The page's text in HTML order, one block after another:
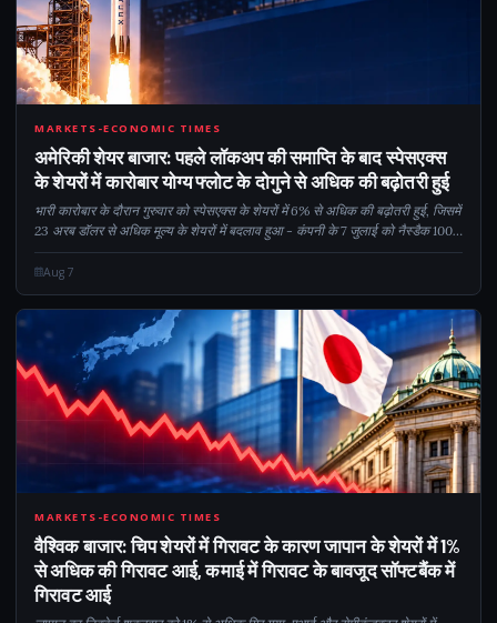
CM
MARKETS-ECONOMIC TIMES
अमेरिकी शेयर बाजार: पहले लॉकअप की समाप्ति के बाद स्पेसएक्स
के शेयरों में कारोबार योग्य फ्लोट के दोगुने से अधिक की बढ़ोतरी हुई
भारी कारोबार के दौरान गुरुवार को स्पेसएक्स के शेयरों में 6% से अधिक की बढ़ोतरी हुई, जिसमें
23 अरब डॉलर से अधिक मूल्य के शेयरों में बदलाव हुआ - कंपनी के 7 जुलाई को नैस्डैक 100 में
शामिल होने के बाद से संभवतः सबसे व्यस्त सत्र। यह रैली इसके बावजूद आई...
Aug 7
MARKETS-ECONOMIC TIMES
वैश्विक बाजार: चिप शेयरों में गिरावट के कारण जापान के शेयरों में 1%
से अधिक की गिरावट आई, कमाई में गिरावट के बावजूद सॉफ्टबैंक में
गिरावट आई